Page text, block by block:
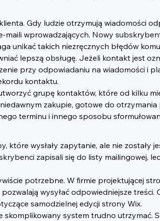
Gdy ludzie otrzymują wiadomości
wprowadzających. Nowy
unikać takich niezręcznych błędów
lepszą obsługę. Jeżeli kontakt jest
przy odpowiadaniu na wiadomości i
kontaktu.
grupę kontaktów, które od kilku
zakupie, gotowe do otrzymania
terminu i innego sposobu
wysłały zapytanie, ale nie zostały
zapisali się do listy mailingowej,
potrzebne. W firmie projektującej
wysyłać odpowiedniejsze
samodzielnej edycji strony Wix.
system trudno utrzymać.